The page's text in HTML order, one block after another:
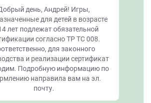
день, Андрей! Игры,
для детей в возрасте
лет подлежат обязательной
согласно ТР ТС 008.
для законного
и реализации сертификат
Подробную информацию по
направила вам на эл.
почту.